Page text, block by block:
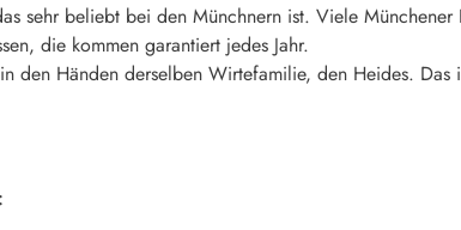
sehr beliebt bei den Münchnern ist. Viele
die kommen garantiert jedes Jahr.
den Händen derselben Wirtefamilie, den Heides.